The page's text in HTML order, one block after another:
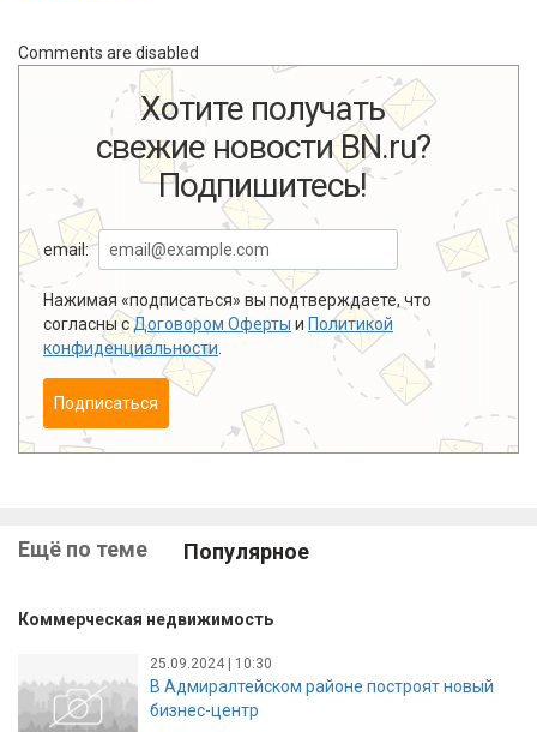
Comments are disabled
Хотите получать
свежие новости BN.ru?
Подпишитесь!
email:
Нажимая «подписаться» вы подтверждаете, что
согласны сДоговором Оферты и Политикой
конфиденциальности
Подписаться
Ещё по теме Популярное
Коммерческая недвижимость
25.09.2024 | 10:30
В Адмиралтейском районе построят новый
бизнес-центр